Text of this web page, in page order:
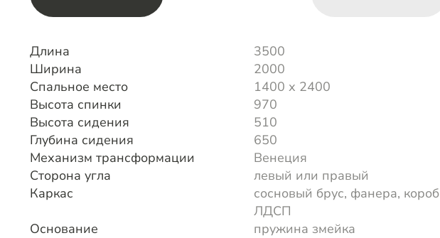
Длина
3500
Ширина
2000
Спальное место
1400 х 2400
Высота спинки
970
Высота сидения
510
Глубина сидения
650
Механизм трансформации
Венеция
Сторона угла
левый или правый
Каркас
сосновый брус, фанера, короб
ЛДСП
Основание
пружина змейка